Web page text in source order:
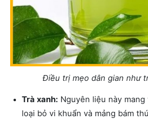
Điều trị mẹo dân gian như
Trà xanh: Nguyên liệu này
loại bỏ vi khuẩn và mảng bám